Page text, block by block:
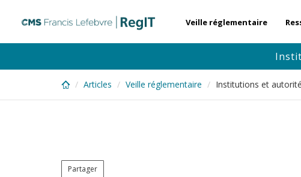
content
Veille réglementaire
Articles Veille réglementaire Institutions et
Partager